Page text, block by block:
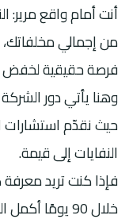
من إجمالي
فرصة حقيقية لخفض
حيث نقدّم استشارات
النفايات إلى قيمة.
خلال 90 يومًا أكمل القراءة!